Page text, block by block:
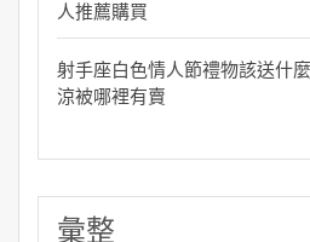
人推薦購買
射手座白色情人節禮物該送什
涼被哪裡有賣
彙整